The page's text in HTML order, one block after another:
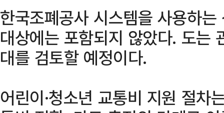
한국조폐공사 시스템을 사용하
대상에는 포함되지 않았다. 도는
대를 검토할 예정이다.
어린이·청소년 교통비 지원 절차